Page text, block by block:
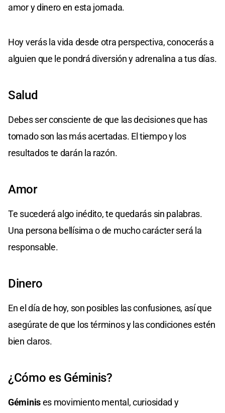
amor y dinero en esta jornada.
Hoy verás la vida desde otra perspectiva, conocerás a
alguien que le pondrá diversión y adrenalina a tus días.
Salud
Debes ser consciente de que las decisiones que has
tomado son las más acertadas. El tiempo y los
resultados te darán la razón.
Amor
Te sucederá algo inédito, te quedarás sin palabras.
Una persona bellísima o de mucho carácter será la
responsable.
Dinero
En el día de hoy, son posibles las confusiones, así que
asegúrate de que los términos y las condiciones estén
bien claros.
¿Cómo es Géminis?
Géminises movimiento mental, curiosidad y